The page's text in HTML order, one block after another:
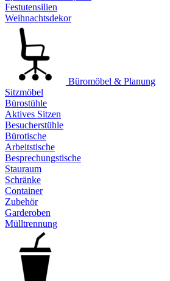
Festutensilien
Weihnachtsdekor
Büromöbel & Planung
Sitzmöbel
Bürostühle
Aktives Sitzen
Besucherstühle
Bürotische
Arbeitstische
Besprechungstische
Stauraum
Schränke
Container
Zubehör
Garderoben
Mülltrennung